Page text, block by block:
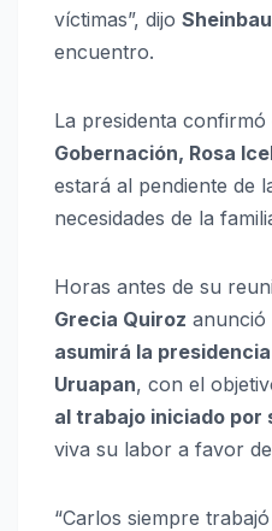
víctimas”, dijo
encuentro.
La presidenta confirmó
Gobernación, Rosa
estará al pendiente de
necesidades de la
Horas antes de su
Grecia Quiroz anunció
asumirá la
Uruapan, con el
al trabajo iniciado por
viva su labor a favor
“Carlos siempre